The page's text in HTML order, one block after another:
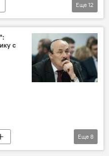
море
"Север-Юг"
Транскаспийский международный транспортный маршрут
Еще 12
с
Дагестан
Еще 8